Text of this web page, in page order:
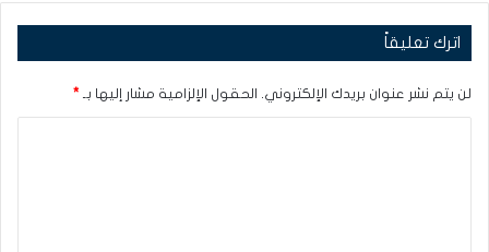
اترك تعليقاً
لن يتم نشر عنوان بريدك الإلكتروني. الحقول الإلزامية مشار إليها بـ *